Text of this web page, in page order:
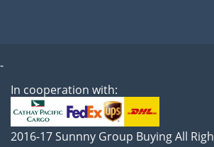
-
In cooperation with:
2016-17 Sunnny Group Buying All